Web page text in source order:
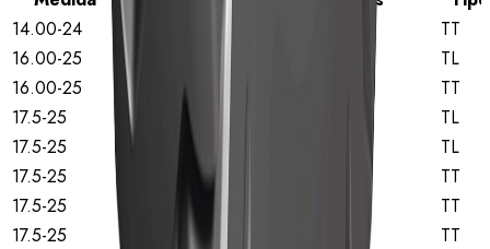
14.00-24
16
TT
16.00-25
32
TL
16.00-25
44
TT
17.5-25
12
TL
17.5-25
16
TL
17.5-25
TT
17.5-25
TT
17.5-25
TT